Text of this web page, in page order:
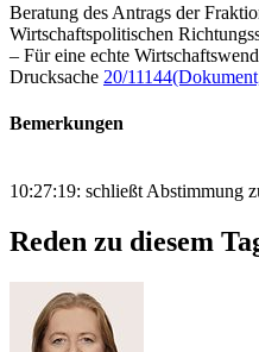
Beratung des Antrags der
Wirtschaftspolitischen
– Für eine echte
Drucksache 20/11144
Bemerkungen
10:27:19: schließt Abstimmung
Reden zu diesem